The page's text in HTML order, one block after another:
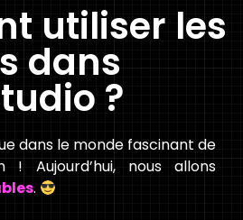
utiliser les
dans
?
dans le monde fascinant de
! Aujourd’hui, nous allons
.